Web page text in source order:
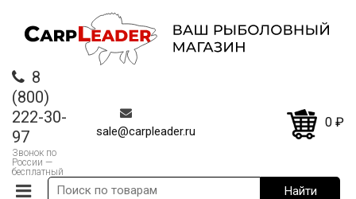
8
(800)
222-30-
97
Звонок по
России —
бесплатный
sale@carpleader.ru
0 ₽